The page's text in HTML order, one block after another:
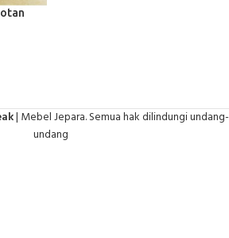
| Mebel Jepara. Semua hak dilindungi undang-
undang